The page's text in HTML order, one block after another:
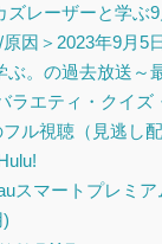
ズレーザーと学ぶ
因＞2023年9月5
ぶ。の過去放送～
ラエティ・クイズ
ル視聴（見逃し
スマートプレミア